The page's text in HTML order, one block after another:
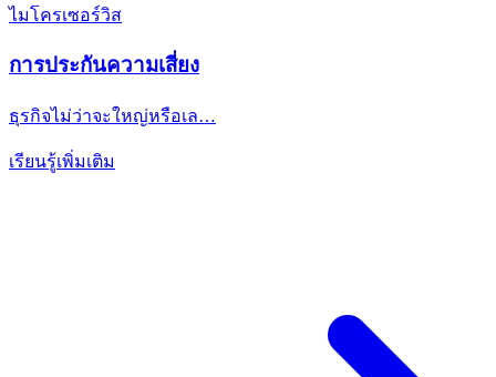
ไมโครเซอร์วิส
การประกันความเสี่ยง
ธุรกิจไม่ว่าจะใหญ่หรือเล…
เรียนรู้เพิ่มเติม